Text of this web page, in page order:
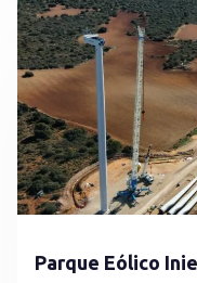
Parque Eólico